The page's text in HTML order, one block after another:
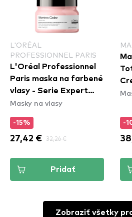
L'ORÉAL
PROFESSIONNEL PARIS
L'Oréal Professionnel
Paris maska na farbené
vlasy - Serie Expert
Vitamino Color Mask
Masky na vlasy
-15%
27,42 € 32,26 €
Pridať
-
Zobraziť všetky